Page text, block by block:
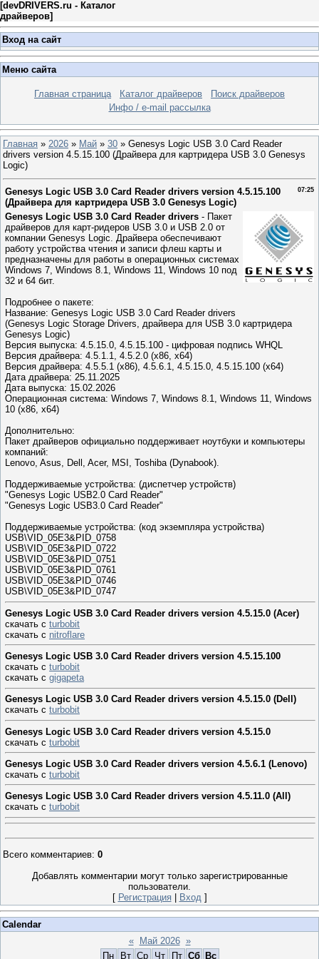
[devDRIVERS.ru - Каталог
драйверов]
Вход на сайт
Меню сайта
Главная страница Каталог драйверов
Поиск драйверов
Инфо / e-mail рассылка
Главная » 2026 » Май » 30 » Genesys Logic USB 3.0 Card Reader
drivers version 4.5.15.100 (Драйвера для картридера USB 3.0 Genesys
Logic)
07:25
Genesys Logic USB 3.0 Card Reader drivers version 4.5.15.100
(Драйвера для картридера USB 3.0 Genesys Logic)
Genesys Logic USB 3.0 Card Reader drivers - Пакет
драйверов для карт-ридеров USB 3.0 и USB 2.0 от
компании Genesys Logic. Драйвера обеспечивают
работу устройства чтения и записи флеш карты и
предназначены для работы в операционных системах
Windows 7, Windows 8.1, Windows 11, Windows 10 под
32 и 64 бит.
Подробнее о пакете:
Название: Genesys Logic USB 3.0 Card Reader drivers
(Genesys Logic Storage Drivers, драйвера для USB 3.0 картридера
Genesys Logic)
Версия выпуска: 4.5.15.0, 4.5.15.100 - цифровая подпись WHQL
Версия драйвера: 4.5.1.1, 4.5.2.0 (x86, x64)
Версия драйвера: 4.5.5.1 (x86), 4.5.6.1, 4.5.15.0, 4.5.15.100 (x64)
Дата драйвера: 25.11.2025
Дата выпуска: 15.02.2026
Операционная система: Windows 7, Windows 8.1, Windows 11, Windows
10 (x86, x64)
Дополнительно:
Пакет драйверов официально поддерживает ноутбуки и компьютеры
компаний:
Lenovo, Asus, Dell, Acer, MSI, Toshiba (Dynabook).
Поддерживаемые устройства: (диспетчер устройств)
"Genesys Logic USB2.0 Card Reader"
"Genesys Logic USB3.0 Card Reader"
Поддерживаемые устройства: (код экземпляра устройства)
USB\VID_05E3&PID_0758
USB\VID_05E3&PID_0722
USB\VID_05E3&PID_0751
USB\VID_05E3&PID_0761
USB\VID_05E3&PID_0746
USB\VID_05E3&PID_0747
Genesys Logic USB 3.0 Card Reader drivers version 4.5.15.0 (Acer)
скачать с turbobit
скачать с nitroflare
Genesys Logic USB 3.0 Card Reader drivers version 4.5.15.100
скачать с turbobit
скачать с gigapeta
Genesys Logic USB 3.0 Card Reader drivers version 4.5.15.0 (Dell)
скачать с turbobit
Genesys Logic USB 3.0 Card Reader drivers version 4.5.15.0
скачать с turbobit
Genesys Logic USB 3.0 Card Reader drivers version 4.5.6.1 (Lenovo)
скачать с turbobit
Genesys Logic USB 3.0 Card Reader drivers version 4.5.11.0 (All)
скачать с turbobit
Всего комментариев: 0
Добавлять комментарии могут только зарегистрированные
пользователи.
[ Регистрация| Вход]
Calendar
«
Май 2026 »
Пн
Вт Ср Чт Пт Сб Вс